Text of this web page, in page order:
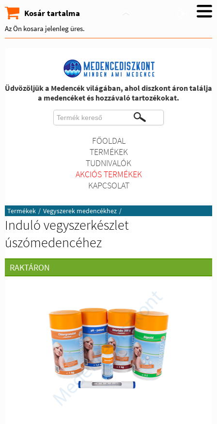
Kosár tartalma
Az Ön kosara jelenleg üres.
Üdvözöljük a Medencék világában, ahol diszkont áron találja
a medencéket és hozzávaló tartozékokat.
FŐOLDAL
TERMÉKEK
TUDNIVALÓK
AKCIÓS TERMÉKEK
KAPCSOLAT
Termékek / Vegyszerek medencékhez /
Induló vegyszerkészlet
úszómedencéhez
RAKTÁRON